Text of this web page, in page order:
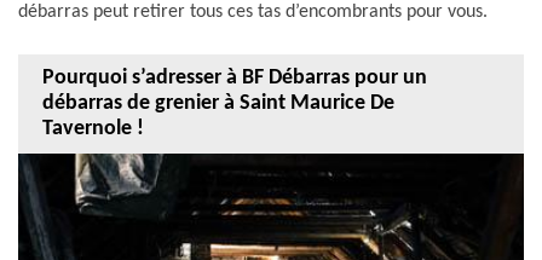
débarras peut retirer tous ces tas d’encombrants pour vous.
Pourquoi s’adresser à BF Débarras pour un
débarras de grenier à Saint Maurice De
Tavernole !